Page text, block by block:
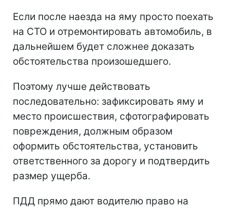
Если после наезда на яму просто поехать
на СТО и отремонтировать автомобиль, в
дальнейшем будет сложнее доказать
обстоятельства произошедшего.
Поэтому лучше действовать
последовательно: зафиксировать яму и
место происшествия, сфотографировать
повреждения, должным образом
оформить обстоятельства, установить
ответственного за дорогу и подтвердить
размер ущерба.
ПДД прямо дают водителю право на